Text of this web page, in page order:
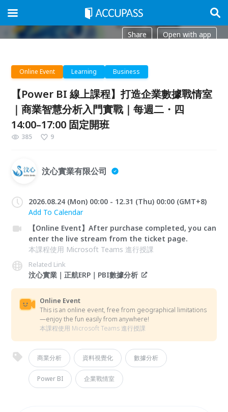
Share Open with app
Online Event Learning Business
【Power BI 線上課程】打造企業數據戰情室
｜商業智慧分析入門實戰｜每週二・四
14:00–17:00 固定開班
385 9
汶心實業有限公司
2026.08.24 (Mon) 00:00 - 12.31 (Thu) 00:00 (GMT+8)
Add To Calendar
【Online Event】After purchase completed, you can
enter the live stream from the ticket page.
本課程使用 Microsoft Teams 進行授課
Related Link
汶心實業｜正航ERP｜PBI數據分析
Online Event
This is an online event, free from geographical limitations
—enjoy the fun easily from anywhere!
本課程使用 Microsoft Teams 進行授課
商業分析 資料視覺化 數據分析
Power BI 企業戰情室